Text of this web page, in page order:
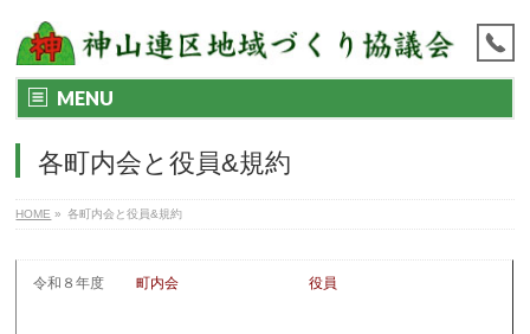
MENU
各町内会と役員&規約
HOME » 各町内会と役員&規約
令和８年度 町内会 役員